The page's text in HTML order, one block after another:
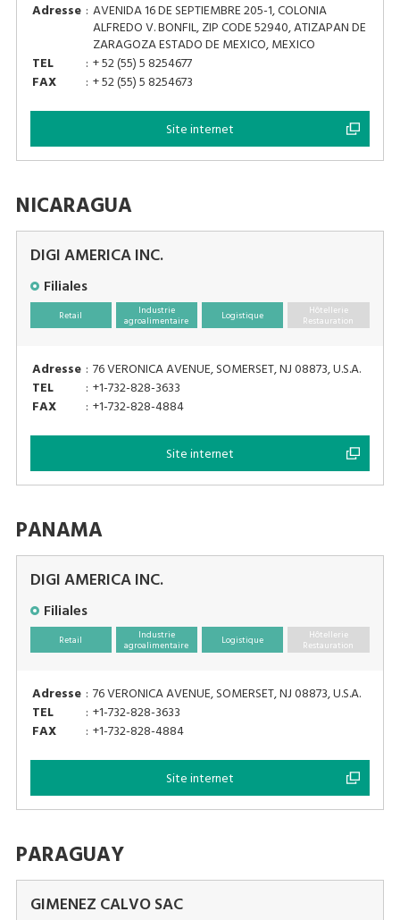
Adresse : AVENIDA 16 DE SEPTIEMBRE 205-1, COLONIA
ALFREDO V. BONFIL, ZIP CODE 52940, ATIZAPAN DE
ZARAGOZA ESTADO DE MEXICO, MEXICO
TEL
: + 52 (55) 5 8254677
FAX
: + 52 (55) 5 8254673
Site internet
NICARAGUA
DIGI AMERICA INC.
Filiales
Retail Industrie
agroalimentaire Logistique Hôtellerie
Restauration
Adresse : 76 VERONICA AVENUE, SOMERSET, NJ 08873, U.S.A.
TEL
: +1-732-828-3633
FAX
: +1-732-828-4884
Site internet
PANAMA
DIGI AMERICA INC.
Filiales
Retail Industrie
agroalimentaire Logistique Hôtellerie
Restauration
Adresse : 76 VERONICA AVENUE, SOMERSET, NJ 08873, U.S.A.
TEL
: +1-732-828-3633
FAX
: +1-732-828-4884
Site internet
PARAGUAY
GIMENEZ CALVO SAC